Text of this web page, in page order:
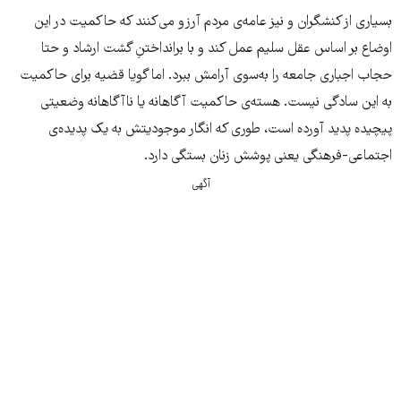
بسیاری از کنشگران و نیز عامه‌ی مردم آرزو می‌کنند که حاکمیت در این
اوضاع بر اساس عقل سلیم عمل کند و با برانداختنِ گشت ارشاد و حتا
حجاب اجباری جامعه را به‌سوی آرامش ببرد. اما گویا قضیه برای حاکمیت
به این سادگی نیست. هسته‌ی حاکمیت آگاهانه یا ناآگاهانه وضعیتی
پیچیده پدید آورده است، طوری که انگار موجودیتش به یک ‌پدیده‌ی
اجتماعی-فرهنگی یعنی پوشش زنان بستگی دارد.
آگهی